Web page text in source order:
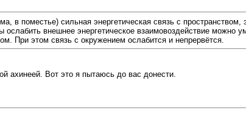
в поместье) сильная энергетическая связь с пространством,
ослабить внешнее энергетическое взаимовоздействие
При этом связь с окружением ослабится и непрервётся.
ахинеей. Вот это я пытаюсь до вас донести.